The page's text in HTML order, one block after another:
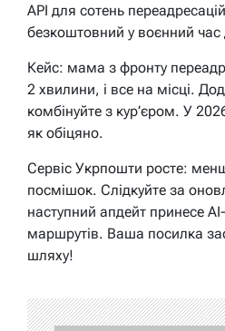
API для сотень
безкоштовний у воєнний час
Кейс: мама з фронту
2 хвилини, і все на місці.
комбінуйте з кур’єром. У
як обіцяно.
Сервіс Укрпошти росте:
посмішок. Слідкуйте за
наступний апдейт принесе
маршрутів. Ваша посилка
шляху!